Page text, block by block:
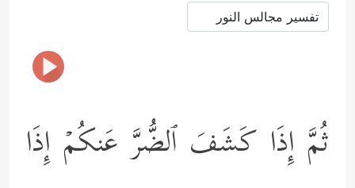
ثُمَّ إِذَا كَشَفَ ٱلضُّرَّ عَنكُمۡ إِذَا